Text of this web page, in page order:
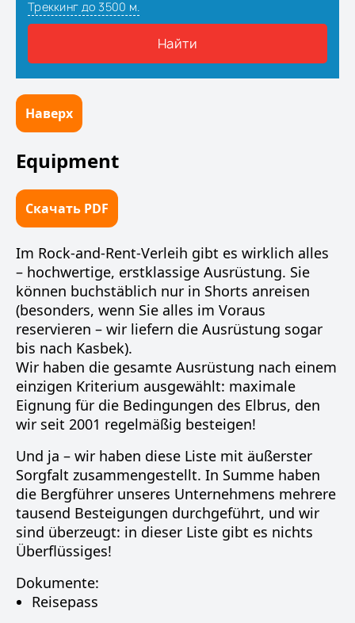
Наверх
Equipment
Скачать PDF
Im Rock-and-Rent-Verleih gibt es wirklich alles
– hochwertige, erstklassige Ausrüstung. Sie
können buchstäblich nur in Shorts anreisen
(besonders, wenn Sie alles im Voraus
reservieren – wir liefern die Ausrüstung sogar
bis nach Kasbek).
Wir haben die gesamte Ausrüstung nach einem
einzigen Kriterium ausgewählt: maximale
Eignung für die Bedingungen des Elbrus, den
wir seit 2001 regelmäßig besteigen!
Und ja – wir haben diese Liste mit äußerster
Sorgfalt zusammengestellt. In Summe haben
die Bergführer unseres Unternehmens mehrere
tausend Besteigungen durchgeführt, und wir
sind überzeugt: in dieser Liste gibt es nichts
Überflüssiges!
Dokumente:
Reisepass